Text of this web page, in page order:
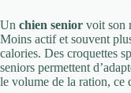
Un chien senior voit son
Moins actif et souvent
calories. Des croquettes
seniors permettent
le volume de la ration, ce